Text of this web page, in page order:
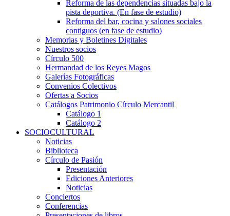
Reforma de las dependencias situadas bajo la
pista deportiva. (En fase de estudio)
Reforma del bar, cocina y salones sociales
contiguos (en fase de estudio)
Memorias y Boletines Digitales
Nuestros socios
Círculo 500
Hermandad de los Reyes Magos
Galerías Fotográficas
Convenios Colectivos
Ofertas a Socios
Catálogos Patrimonio Círculo Mercantil
Catálogo 1
Catálogo 2
SOCIOCULTURAL
Noticias
Biblioteca
Círculo de Pasión
Presentación
Ediciones Anteriores
Noticias
Conciertos
Conferencias